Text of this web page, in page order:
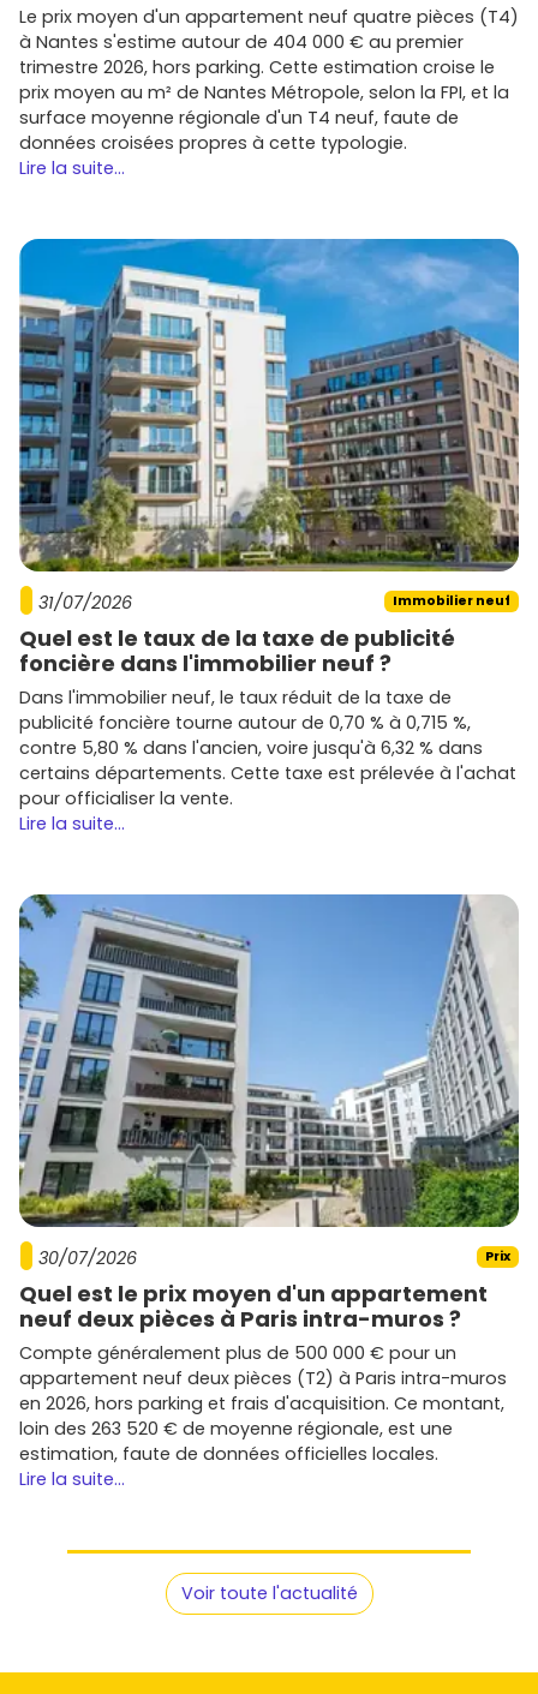
Le prix moyen d'un appartement neuf quatre pièces (T4)
à Nantes s'estime autour de 404 000 € au premier
trimestre 2026, hors parking. Cette estimation croise le
prix moyen au m² de Nantes Métropole, selon la FPI, et la
surface moyenne régionale d'un T4 neuf, faute de
données croisées propres à cette typologie.
Lire la suite...
31/07/2026 Immobilier neuf
Quel est le taux de la taxe de publicité
foncière dans l'immobilier neuf ?
Dans l'immobilier neuf, le taux réduit de la taxe de
publicité foncière tourne autour de 0,70 % à 0,715 %,
contre 5,80 % dans l'ancien, voire jusqu'à 6,32 % dans
certains départements. Cette taxe est prélevée à l'achat
pour officialiser la vente.
Lire la suite...
30/07/2026 Prix
Quel est le prix moyen d'un appartement
neuf deux pièces à Paris intra-muros ?
Compte généralement plus de 500 000 € pour un
appartement neuf deux pièces (T2) à Paris intra-muros
en 2026, hors parking et frais d'acquisition. Ce montant,
loin des 263 520 € de moyenne régionale, est une
estimation, faute de données officielles locales.
Lire la suite...
Voir toute l'actualité